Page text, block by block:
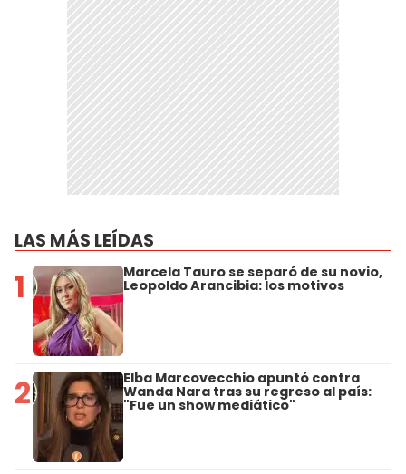
LAS MÁS LEÍDAS
1 Marcela Tauro se separó de su novio,
Leopoldo Arancibia: los motivos
2 Elba Marcovecchio apuntó contra
Wanda Nara tras su regreso al país:
"Fue un show mediático"